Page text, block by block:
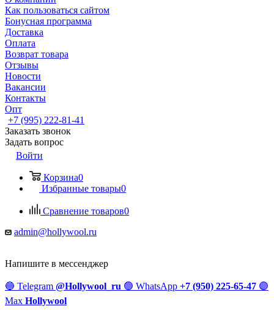
Как пользоваться сайтом
Бонусная программа
Доставка
Оплата
Возврат товара
Отзывы
Новости
Вакансии
Контакты
Опт
+7 (995) 222-81-41
Заказать звонок
Задать вопрос
Войти
Корзина0
Избранные товары0
Сравнение товаров0
admin@hollywool.ru
Напишите в мессенджер
🔵 Telegram @Hollywool_ru 🟢 WhatsApp +7 (950) 225-65-47 🟣
Max Hollywool